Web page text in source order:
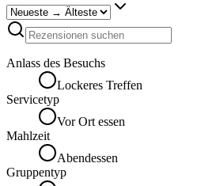
Anlass des Besuchs
Lockeres Treffen
Servicetyp
Vor Ort essen
Mahlzeit
Abendessen
Gruppentyp